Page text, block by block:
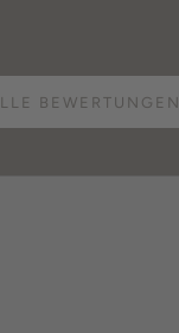
BEWERTUNGEN